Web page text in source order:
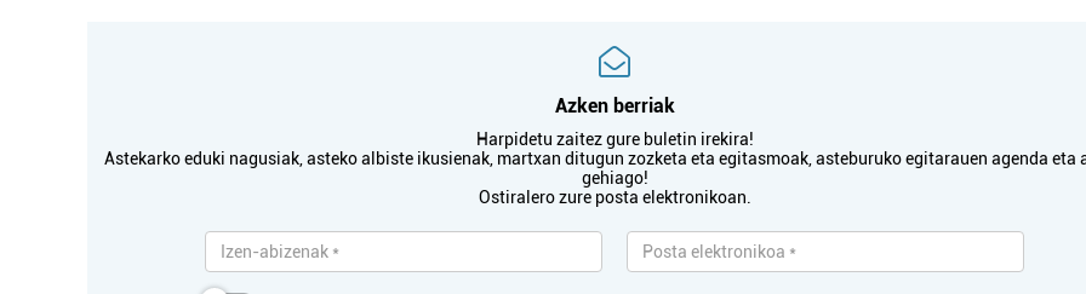
Azken berriak
Harpidetu zaitez gure buletin irekira!
Astekarko eduki nagusiak, asteko albiste ikusienak, martxan ditugun zozketa eta egitasmoak, asteburuko egitarauen agenda eta
gehiago!
Ostiralero zure posta elektronikoan.